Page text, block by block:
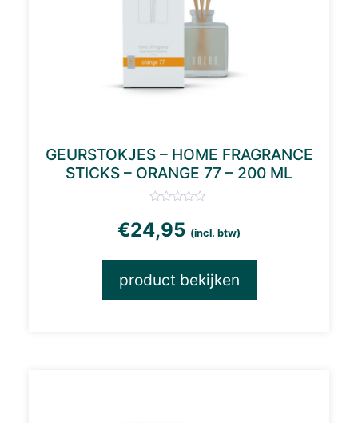
GEURSTOKJES – HOME FRAGRANCE
STICKS – ORANGE 77 – 200 ML
€24,95 (incl. btw)
product bekijken